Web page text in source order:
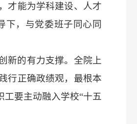
才能为学科建设、人才
下，与党委班子同心同
新的有力支撑。全院上
行正确政绩观，最根本
工要主动融入学校“十五